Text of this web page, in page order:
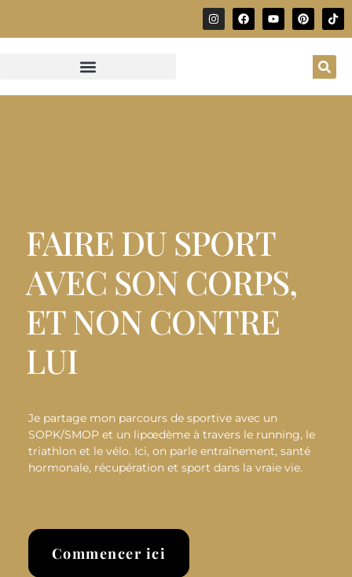
FAIRE DU SPORT
AVEC SON CORPS,
ET NON CONTRE
LUI
Je partage mon parcours de sportive avec un
SOPK/SMOP et un lipœdème à travers le running, le
triathlon et le vélo. Ici, on parle entraînement, santé
hormonale, récupération et sport dans la vraie vie.
Commencer ici